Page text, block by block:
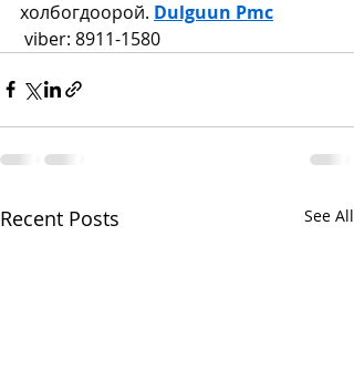
холбогдоорой. Dulguun Pmc
viber: 8911-1580
Recent Posts See All